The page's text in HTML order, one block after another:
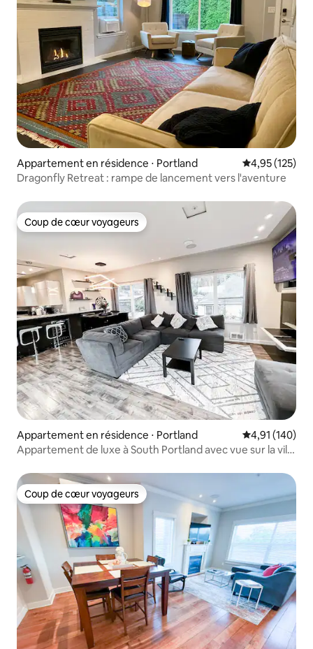
Appartement en résidence ⋅ Portland Évaluation
4,95 (125)
Dragonfly Retreat : rampe de lancement vers l'aventure
Coup de cœur voyageurs
Coup de cœur voyageurs
Appartement en résidence ⋅ Portland Évaluation
4,91 (140)
Appartement de luxe à South Portland avec vue sur la ville
Coup de cœur voyageurs
Coup de cœur voyageurs